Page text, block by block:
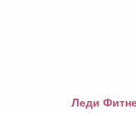
Леди